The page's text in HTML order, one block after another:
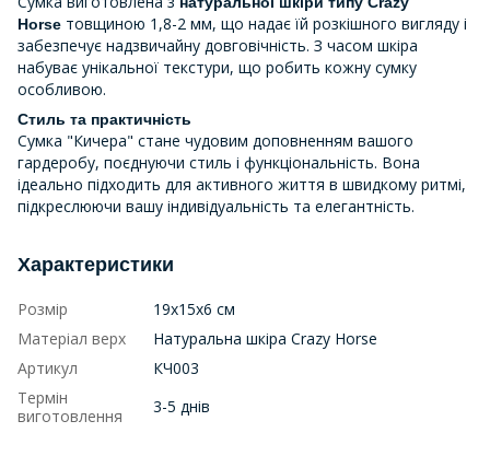
Horse товщиною 1,8-2 мм, що надає їй розкішного вигляду і
забезпечує надзвичайну довговічність. З часом шкіра
набуває унікальної текстури, що робить кожну сумку
особливою.
Стиль та практичність
Сумка "Кичера" стане чудовим доповненням вашого
гардеробу, поєднуючи стиль і функціональність. Вона
ідеально підходить для активного життя в швидкому ритмі,
підкреслюючи вашу індивідуальність та елегантність.
Характеристики
Розмір
19х15х6 см
Матеріал верх
Натуральна шкіра Crazy Horse
Артикул
КЧ003
Термін
виготовлення
3-5 днів